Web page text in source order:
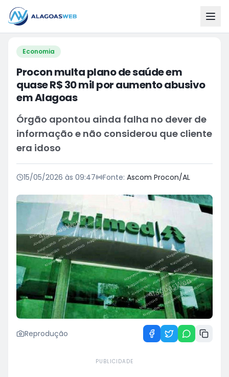
Economia
Procon multa plano de saúde em
quase R$ 30 mil por aumento abusivo
em Alagoas
Órgão apontou ainda falha no dever de
informação e não considerou que cliente
era idoso
15/05/2026 às 09:47 Fonte: Ascom Procon/AL
Reprodução
PUBLICIDADE